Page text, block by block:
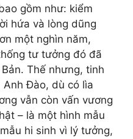
gồm như: kiểm
hứa và lòng dũng
một nghìn năm,
tư tưởng đó đã
Thế nhưng, tinh
Đào, dù có lìa
vẫn còn vấn vương
– là một hình mẫu
hi sinh vì lý tưởng,